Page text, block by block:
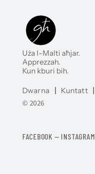
Uża l-Malti aħjar.
Apprezzah.
Kun kburi bih.
Dwarna | Kuntatt |
© 2026
FACEBOOK — INSTAGRAM